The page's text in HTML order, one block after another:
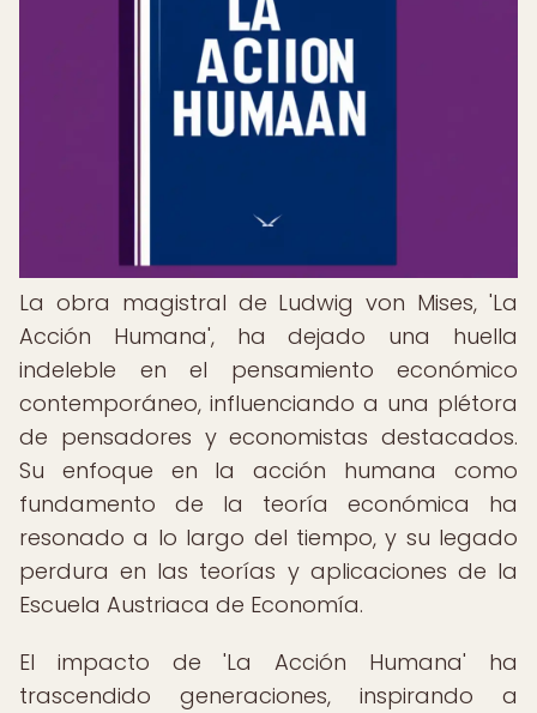
La obra magistral de Ludwig von Mises, 'La
Acción Humana', ha dejado una huella
indeleble en el pensamiento económico
contemporáneo, influenciando a una plétora
de pensadores y economistas destacados.
Su enfoque en la acción humana como
fundamento de la teoría económica ha
resonado a lo largo del tiempo, y su legado
perdura en las teorías y aplicaciones de la
Escuela Austriaca de Economía.
El impacto de 'La Acción Humana' ha
trascendido generaciones, inspirando a